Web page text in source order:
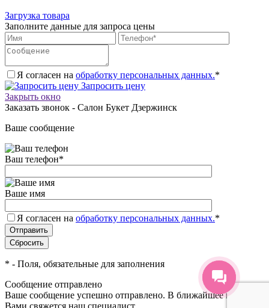
Загрузка товара
Заполните данные для запроса цены
Я согласен на обработку персональных данных.*
Запросить цену
Закрыть окно
Заказать звонок - Салон Букет Дзержинск
Ваше сообщение
Ваш телефон*
Ваше имя
Я согласен на обработку персональных данных.*
* - Поля, обязательные для заполнения
Сообщение отправлено
Ваше сообщение успешно отправлено. В ближайшее время с